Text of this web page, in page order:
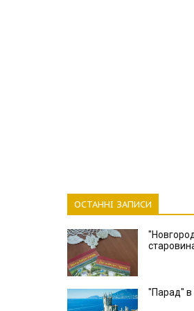
ОСТАННІ ЗАПИСИ
"Парад" в